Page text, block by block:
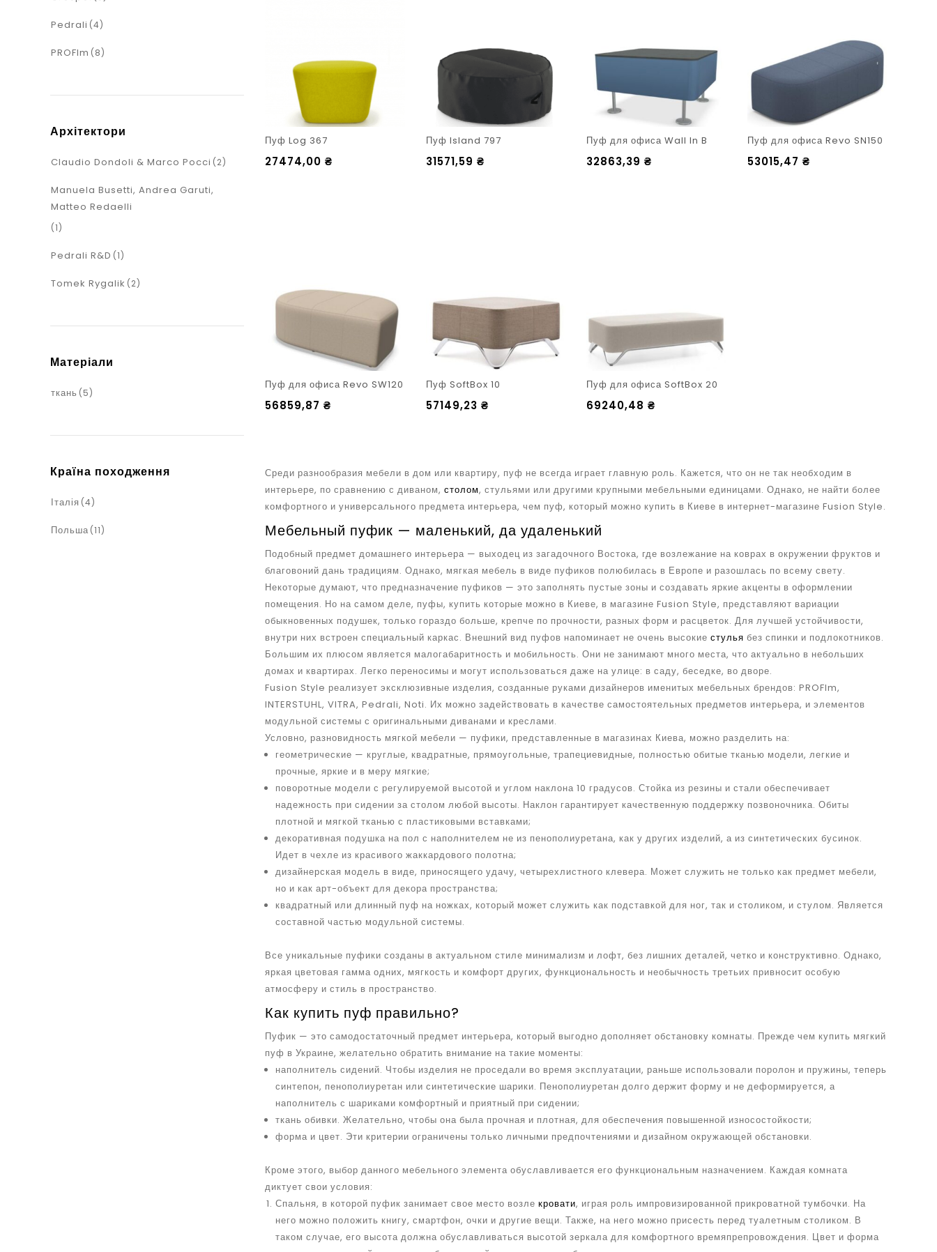
Пуф Log 367
27474,00 ₴
Пуф Island 797
31571,59 ₴
Пуф для офиса Wall In B
32863,39 ₴
Пуф для офиса Revo SN150
53015,47 ₴
Пуф для офиса Revo SW120
56859,87 ₴
Пуф SoftBox 10
57149,23 ₴
Пуф для офиса SoftBox 20
69240,48 ₴
Среди разнообразия мебели в дом или квартиру, пуф не всегда играет главную роль. Кажется, что он не так необходим в
интерьере, по сравнению с диваном, столом, стульями или другими крупными мебельными единицами. Однако, не найти более
комфортного и универсального предмета интерьера, чем пуф, который можно купить в Киеве в интернет-магазине Fusion Style.
Мебельный пуфик — маленький, да удаленький
Подобный предмет домашнего интерьера — выходец из загадочного Востока, где возлежание на коврах в окружении фруктов и
благовоний дань традициям. Однако, мягкая мебель в виде пуфиков полюбилась в Европе и разошлась по всему свету.
Некоторые думают, что предназначение пуфиков — это заполнять пустые зоны и создавать яркие акценты в оформлении
помещения. Но на самом деле, пуфы, купить которые можно в Киеве, в магазине Fusion Style, представляют вариации
обыкновенных подушек, только гораздо больше, крепче по прочности, разных форм и расцветок. Для лучшей устойчивости,
внутри них встроен специальный каркас. Внешний вид пуфов напоминает не очень высокие стулья без спинки и подлокотников.
Большим их плюсом является малогабаритность и мобильность. Они не занимают много места, что актуально в небольших
домах и квартирах. Легко переносимы и могут использоваться даже на улице: в саду, беседке, во дворе.
Fusion Style реализует эксклюзивные изделия, созданные руками дизайнеров именитых мебельных брендов: PROFlm,
INTERSTUHL, VITRA, Pedrali, Noti. Их можно задействовать в качестве самостоятельных предметов интерьера, и элементов
модульной системы с оригинальными диванами и креслами.
Условно, разновидность мягкой мебели — пуфики, представленные в магазинах Киева, можно разделить на:
геометрические — круглые, квадратные, прямоугольные, трапециевидные, полностью обитые тканью модели, легкие и
прочные, яркие и в меру мягкие;
поворотные модели с регулируемой высотой и углом наклона 10 градусов. Стойка из резины и стали обеспечивает
надежность при сидении за столом любой высоты. Наклон гарантирует качественную поддержку позвоночника. Обиты
плотной и мягкой тканью с пластиковыми вставками;
декоративная подушка на пол с наполнителем не из пенополиуретана, как у других изделий, а из синтетических бусинок.
Идет в чехле из красивого жаккардового полотна;
дизайнерская модель в виде, приносящего удачу, четырехлистного клевера. Может служить не только как предмет мебели,
но и как арт-объект для декора пространства;
квадратный или длинный пуф на ножках, который может служить как подставкой для ног, так и столиком, и стулом. Является
составной частью модульной системы.
Все уникальные пуфики созданы в актуальном стиле минимализм и лофт, без лишних деталей, четко и конструктивно. Однако,
яркая цветовая гамма одних, мягкость и комфорт других, функциональность и необычность третьих привносит особую
атмосферу и стиль в пространство.
Как купить пуф правильно?
Пуфик — это самодостаточный предмет интерьера, который выгодно дополняет обстановку комнаты. Прежде чем купить мягкий
пуф в Украине, желательно обратить внимание на такие моменты:
наполнитель сидений. Чтобы изделия не проседали во время эксплуатации, раньше использовали поролон и пружины, теперь
синтепон, пенополиуретан или синтетические шарики. Пенополиуретан долго держит форму и не деформируется, а
наполнитель с шариками комфортный и приятный при сидении;
ткань обивки. Желательно, чтобы она была прочная и плотная, для обеспечения повышенной износостойкости;
форма и цвет. Эти критерии ограничены только личными предпочтениями и дизайном окружающей обстановки.
Кроме этого, выбор данного мебельного элемента обуславливается его функциональным назначением. Каждая комната
диктует свои условия:
Спальня, в которой пуфик занимает свое место возле кровати, играя роль импровизированной прикроватной тумбочки. На
него можно положить книгу, смартфон, очки и другие вещи. Также, на него можно присесть перед туалетным столиком. В
таком случае, его высота должна обуславливаться высотой зеркала для комфортного времяпрепровождения. Цвет и форма
Pedrali (4)
PROFIm (8)
Архітектори
Claudio Dondoli & Marco Pocci (2)
Manuela Busetti, Andrea Garuti,
Matteo Redaelli
(1)
Pedrali R&D (1)
Tomek Rygalik (2)
Матеріали
ткань (5)
Країна походження
Італія (4)
Польша(11)